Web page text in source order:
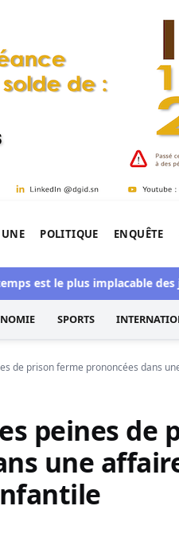
d'investigation de l'Afrique.
POLITIQUE ENQUÊTE
le plus implacable des
SPORTS
de prison ferme prononcées dans
peines de
une